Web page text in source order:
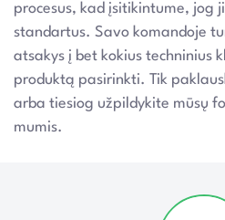
procesus, kad įsitikintume, jog
standartus. Savo komandoje
atsakys į bet kokius techninius
produktą pasirinkti. Tik
arba tiesiog užpildykite mūsų
mumis.